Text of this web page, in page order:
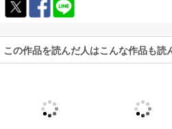
この作品を読んだ人はこんな作品も読